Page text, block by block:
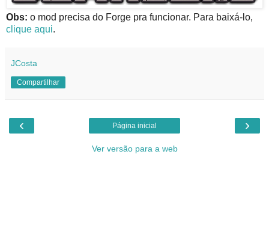
Obs: o mod precisa do Forge pra funcionar. Para baixá-lo,
clique aqui.
JCosta
Compartilhar
‹ ›
Página inicial
Ver versão para a web